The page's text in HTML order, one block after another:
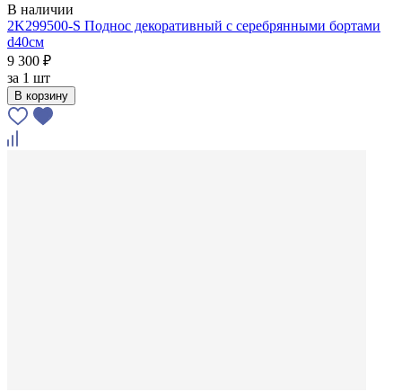
В наличии
2K299500-S Поднос декоративный с серебрянными бортами
d40см
9 300 ₽
за 1 шт
В корзину